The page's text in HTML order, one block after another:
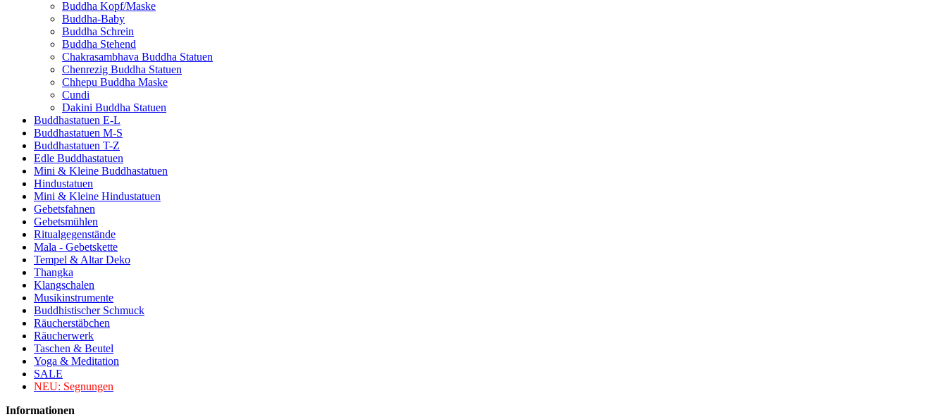
Buddha Kopf/Maske
Buddha-Baby
Buddha Schrein
Buddha Stehend
Chakrasambhava Buddha Statuen
Chenrezig Buddha Statuen
Chhepu Buddha Maske
Cundi
Dakini Buddha Statuen
Buddhastatuen E-L
Buddhastatuen M-S
Buddhastatuen T-Z
Edle Buddhastatuen
Mini & Kleine Buddhastatuen
Hindustatuen
Mini & Kleine Hindustatuen
Gebetsfahnen
Gebetsmühlen
Ritualgegenstände
Mala - Gebetskette
Tempel & Altar Deko
Thangka
Klangschalen
Musikinstrumente
Buddhistischer Schmuck
Räucherstäbchen
Räucherwerk
Taschen & Beutel
Yoga & Meditation
SALE
NEU: Segnungen
Informationen